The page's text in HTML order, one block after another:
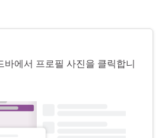
바에서 프로필 사진을 클릭합니